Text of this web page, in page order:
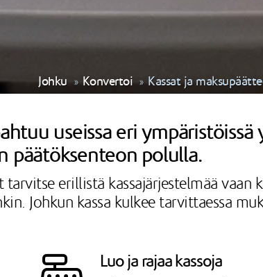
Johku Konvertoi Kassat ja
useissa eri ympäristöissä
päätöksenteon polulla.
tarvitse erillistä kassajärjestelmää
Johkun kassa kulkee tarvittaessa
Luo ja rajaa kassoja